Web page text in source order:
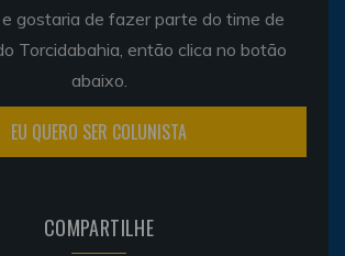
gostaria de fazer parte do time de
Torcidabahia, então clica no botão
abaixo.
EU QUERO SER COLUNISTA
COMPARTILHE